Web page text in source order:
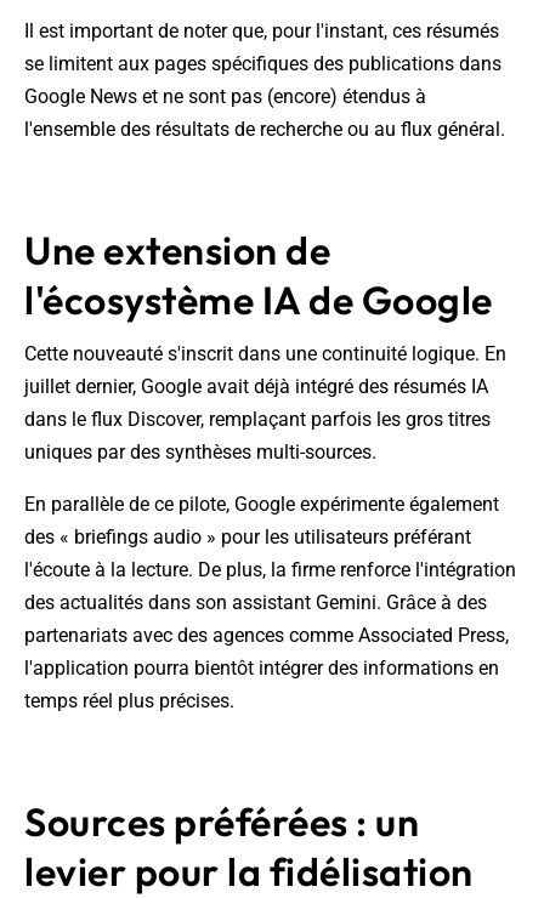
Il est important de noter que, pour l'instant, ces résumés
se limitent aux pages spécifiques des publications dans
Google News et ne sont pas (encore) étendus à
l'ensemble des résultats de recherche ou au flux général.
Une extension de
l'écosystème IA de Google
Cette nouveauté s'inscrit dans une continuité logique. En
juillet dernier, Google avait déjà intégré des résumés IA
dans le flux Discover, remplaçant parfois les gros titres
uniques par des synthèses multi-sources.
En parallèle de ce pilote, Google expérimente également
des « briefings audio » pour les utilisateurs préférant
l'écoute à la lecture. De plus, la firme renforce l'intégration
des actualités dans son assistant Gemini. Grâce à des
partenariats avec des agences comme Associated Press,
l'application pourra bientôt intégrer des informations en
temps réel plus précises.
Sources préférées : un
levier pour la fidélisation